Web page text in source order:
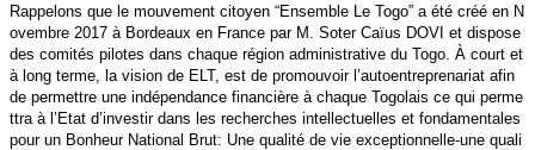
Rappelons que le mouvement citoyen “Ensemble Le Togo” a été créé en N
ovembre 2017 à Bordeaux en France par M. Soter Caïus DOVI et dispose
des comités pilotes dans chaque région administrative du Togo. À court et
à long terme, la vision de ELT, est de promouvoir l’autoentreprenariat afin
de permettre une indépendance financière à chaque Togolais ce qui perme
ttra à l’Etat d’investir dans les recherches intellectuelles et fondamentales
pour un Bonheur National Brut: Une qualité de vie exceptionnelle-une quali